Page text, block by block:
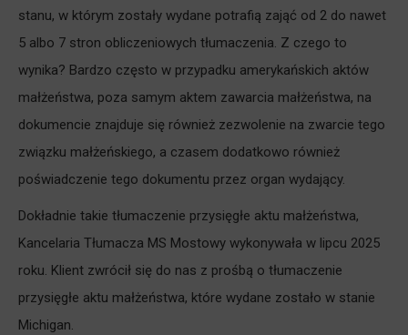
stanu, w którym zostały wydane potrafią zająć od 2 do nawet
5 albo 7 stron obliczeniowych tłumaczenia. Z czego to
wynika? Bardzo często w przypadku amerykańskich aktów
małżeństwa, poza samym aktem zawarcia małżeństwa, na
dokumencie znajduje się również zezwolenie na zwarcie tego
związku małżeńskiego, a czasem dodatkowo również
poświadczenie tego dokumentu przez organ wydający.
Dokładnie takie tłumaczenie przysięgłe aktu małżeństwa,
Kancelaria Tłumacza MS Mostowy wykonywała w lipcu 2025
roku. Klient zwrócił się do nas z prośbą o tłumaczenie
przysięgłe aktu małżeństwa, które wydane zostało w stanie
Michigan.